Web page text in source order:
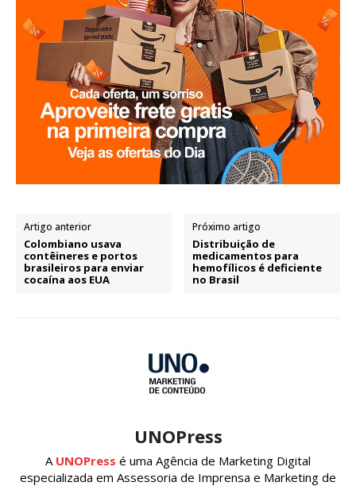
Artigo anterior
Colombiano usava
contêineres e portos
brasileiros para enviar
cocaína aos EUA
Próximo artigo
Distribuição de
medicamentos para
hemofílicos é deficiente
no Brasil
UNOPress
A UNOPress é uma Agência de Marketing Digital
especializada em Assessoria de Imprensa e Marketing de